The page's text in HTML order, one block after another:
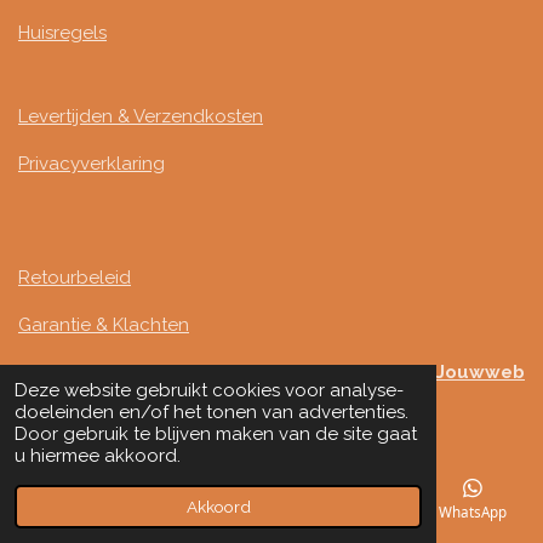
Deze website gebruikt cookies voor analyse-
doeleinden en/of het tonen van advertenties.
Door gebruik te blijven maken van de site gaat
u hiermee akkoord.
Akkoord
Huisregels
Levertijden & Verzendkosten
Privacyverklaring
Retourbeleid
Garantie & Klachten
Mede mogelijk gemaakt doorJouwweb
© 2024 - 2026 Studio Infinity
Telefoonnummer WhatsApp